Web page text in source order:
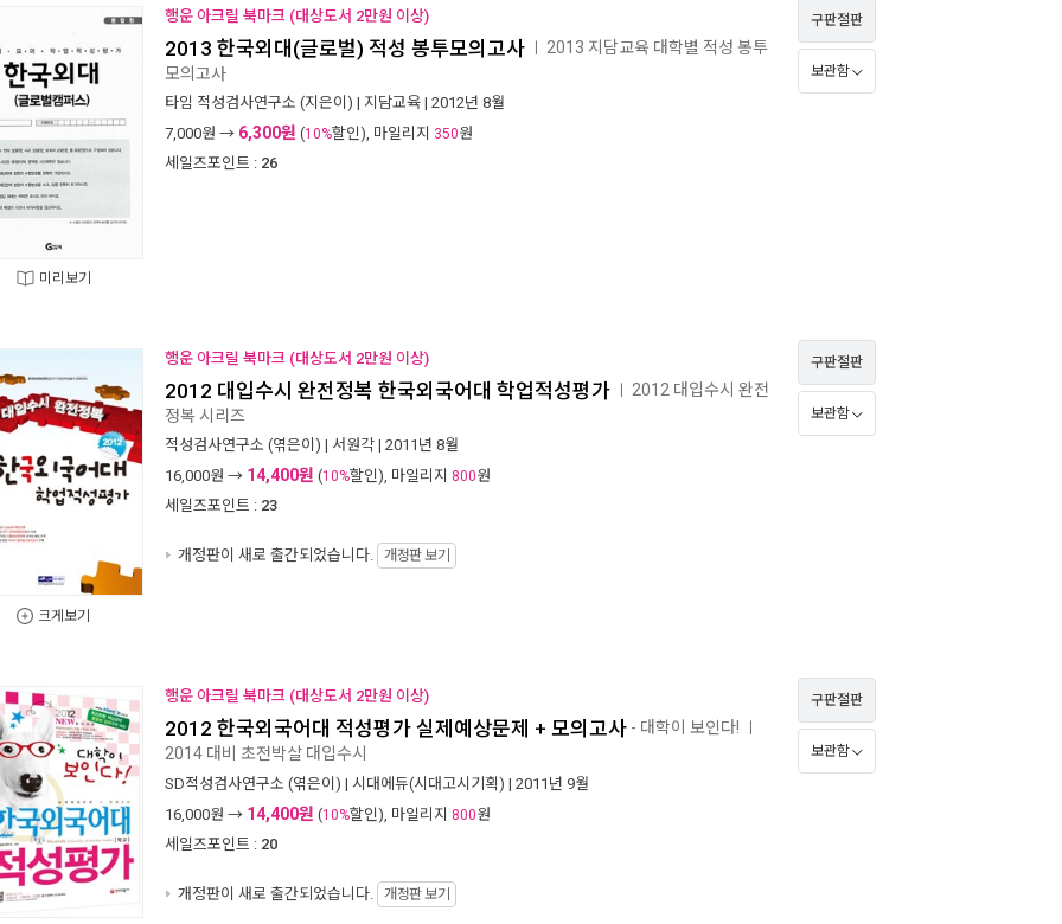
미리보기
행운 아크릴 북마크 (대상도서 2만원 이상)
2013 한국외대(글로벌) 적성 봉투모의고사 2013 지담교육 대학별 적성 봉투
모의고사
타임 적성검사연구소 (지은이) | 지담교육 | 2012년 8월
7,000원 → 6,300원 (10%할인), 마일리지 350원
세일즈포인트 : 26
구판절판
보관함
크게보기
행운 아크릴 북마크 (대상도서 2만원 이상)
2012 대입수시 완전정복 한국외국어대 학업적성평가 2012 대입수시 완전
정복 시리즈
적성검사연구소 (엮은이) | 서원각 | 2011년 8월
16,000원 → 14,400원 (10%할인), 마일리지 800원
세일즈포인트 : 23
개정판이 새로 출간되었습니다. 개정판 보기
구판절판
보관함
행운 아크릴 북마크 (대상도서 2만원 이상)
2012 한국외국어대 적성평가 실제예상문제 + 모의고사 - 대학이 보인다!
2014 대비 초전박살 대입수시
SD적성검사연구소 (엮은이) | 시대에듀(시대고시기획) | 2011년 9월
16,000원 → 14,400원 (10%할인), 마일리지 800원
세일즈포인트 : 20
개정판이 새로 출간되었습니다. 개정판 보기
구판절판
보관함